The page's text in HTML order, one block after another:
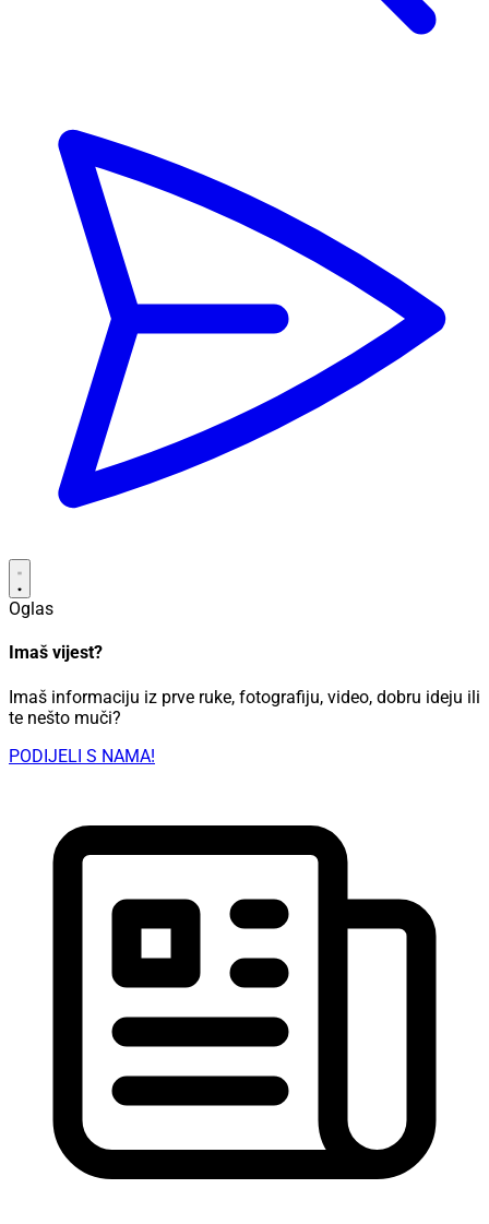
Oglas
Imaš vijest?
Imaš informaciju iz prve ruke, fotografiju, video, dobru ideju ili
te nešto muči?
PODIJELI S NAMA!